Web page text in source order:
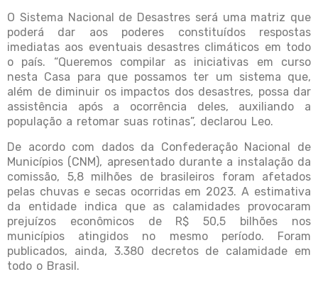
O Sistema Nacional de Desastres será uma matriz que
poderá dar aos poderes constituídos respostas
imediatas aos eventuais desastres climáticos em todo
o país. “Queremos compilar as iniciativas em curso
nesta Casa para que possamos ter um sistema que,
além de diminuir os impactos dos desastres, possa dar
assistência após a ocorrência deles, auxiliando a
população a retomar suas rotinas”, declarou Leo.
De acordo com dados da Confederação Nacional de
Municípios (CNM), apresentado durante a instalação da
comissão, 5,8 milhões de brasileiros foram afetados
pelas chuvas e secas ocorridas em 2023. A estimativa
da entidade indica que as calamidades provocaram
prejuízos econômicos de R$ 50,5 bilhões nos
municípios atingidos no mesmo período. Foram
publicados, ainda, 3.380 decretos de calamidade em
todo o Brasil.